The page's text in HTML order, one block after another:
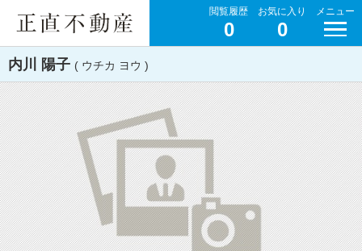
閲覧履歴
0
お気に入り
0
メニュー
内川 陽子 ( ウチカ ヨウ )